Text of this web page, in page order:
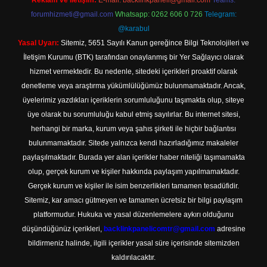
forumhizmeti@gmail.com Whatsapp: 0262 606 0 726 Telegram:
@karabul
Yasal Uyarı: Sitemiz, 5651 Sayılı Kanun gereğince Bilgi Teknolojileri ve
İletişim Kurumu (BTK) tarafından onaylanmış bir Yer Sağlayıcı olarak
hizmet vermektedir. Bu nedenle, sitedeki içerikleri proaktif olarak
denetleme veya araştırma yükümlülüğümüz bulunmamaktadır. Ancak,
üyelerimiz yazdıkları içeriklerin sorumluluğunu taşımakta olup, siteye
üye olarak bu sorumluluğu kabul etmiş sayılırlar. Bu internet sitesi,
herhangi bir marka, kurum veya şahıs şirketi ile hiçbir bağlantısı
bulunmamaktadır. Sitede yalnızca kendi hazırladığımız makaleler
paylaşılmaktadır. Burada yer alan içerikler haber niteliği taşımamakta
olup, gerçek kurum ve kişiler hakkında paylaşım yapılmamaktadır.
Gerçek kurum ve kişiler ile isim benzerlikleri tamamen tesadüfidir.
Sitemiz, kar amacı gütmeyen ve tamamen ücretsiz bir bilgi paylaşım
platformudur. Hukuka ve yasal düzenlemelere aykırı olduğunu
düşündüğünüz içerikleri, backlinkpanelicomtr@gmail.com adresine
bildirmeniz halinde, ilgili içerikler yasal süre içerisinde sitemizden
kaldırılacaktır.